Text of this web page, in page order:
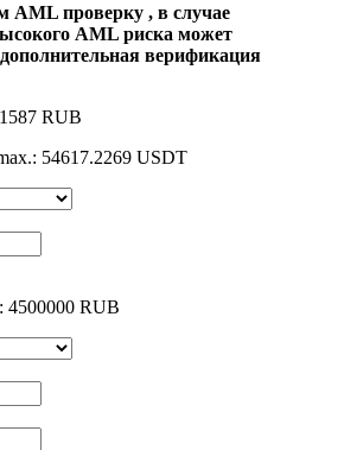
AML проверку , в случае
AML риска может
верификация
RUB
54617.2269 USDT
4500000 RUB